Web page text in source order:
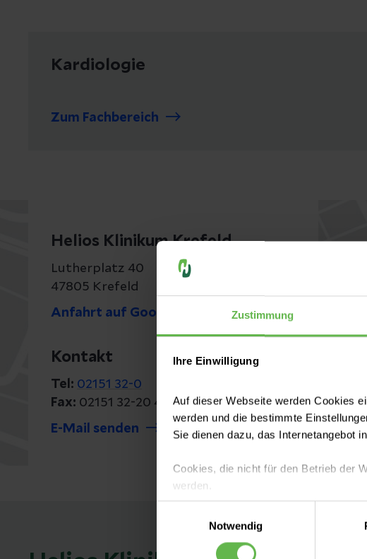
Zustimmung
Ihre Einwilligung
Auf dieser Webseite werden Cookies
werden und die bestimmte
Sie dienen dazu, das Internetangebot
Cookies, die nicht für den Betrieb der
werden.
Es steht Ihnen frei, unsere Seite mit
nicht notwendigen Cookies zu treffen
einzuwilligen. Ihre
Notwendig
Kardiologie
Zum Fachbereich
Helios Klinikum Krefeld
Lutherplatz 40
47805 Krefeld
Anfahrt auf Google Maps
Kontakt
Tel: 02151 32-0
Fax: 02151 32-20 40
E-Mail senden